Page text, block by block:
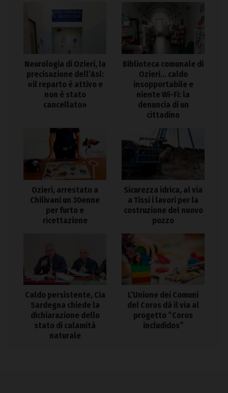
Neurologia di Ozieri, la
precisazione dell’Asl:
«il reparto è attivo e
non è stato
cancellato»
Biblioteca comunale di
Ozieri… caldo
insopportabile e
niente Wi-Fi: la
denuncia di un
cittadino
Ozieri, arrestato a
Chilivani un 30enne
per furto e
ricettazione
Sicurezza idrica, al via
a Tissi i lavori per la
costruzione del nuovo
pozzo
Caldo persistente, Cia
Sardegna chiede la
dichiarazione dello
stato di calamità
naturale
L’Unione dei Comuni
del Coros dà il via al
progetto “Coros
includidos”